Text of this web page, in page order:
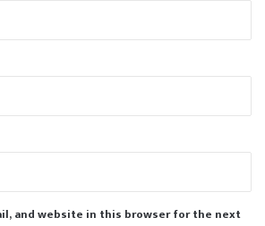
and website in this browser for the next